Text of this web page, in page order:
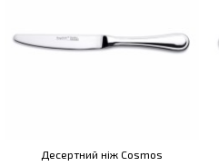
Десертний ніж Cosmos